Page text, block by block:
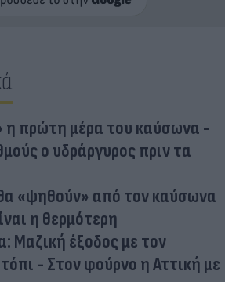
η πρώτη μέρα του καύσωνα -
ο υδράργυρος πριν τα
«ψηθούν» από τον καύσωνα
η θερμότερη
Μαζική έξοδος με τον
- Στον φούρνο η Αττική με